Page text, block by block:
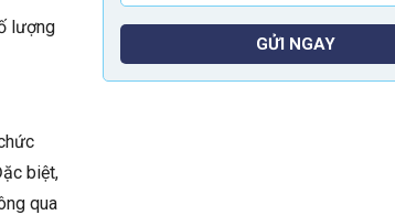
lượng
biệt,
qua
GỬI NGAY